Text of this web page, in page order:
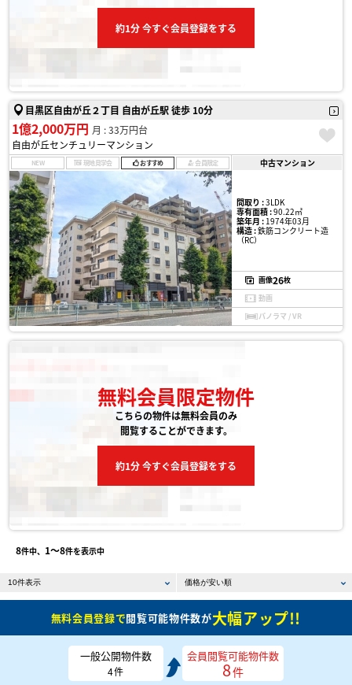
約1分 今すぐ会員登録をする
目黒区自由が丘２丁目 自由が丘駅 徒歩 10分
1億2,000万円 月 : 33万円台
自由が丘センチュリーマンション
NEW 現地見学会 おすすめ 会員限定 中古マンション
間取り :3LDK
専有面積 :90.22㎡
築年月 :1974年03月
構造 :鉄筋コンクリート造
（RC）
画像26枚
動画
パノラマ / VR
無料会員限定物件
こちらの物件は無料会員のみ
閲覧することができます。
約1分 今すぐ会員登録をする
8件中、 1〜8件を表示中
無料会員登録で閲覧可能物件数が大幅アップ!!
一般公開物件数
4件
会員閲覧可能物件数
8件